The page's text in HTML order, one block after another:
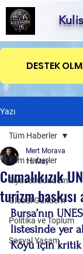
DESTEK
Yazı
Tüm Haberler
Siyaset Gündemi
Global Gündem
Politika ve Toplum
Sosyal Yaşam
Tüm Haberler
Cumalıkızık
turizm baskısı
Mert Morava
16 May
Bursa’nın
listesinde yer
Köyü için kritik